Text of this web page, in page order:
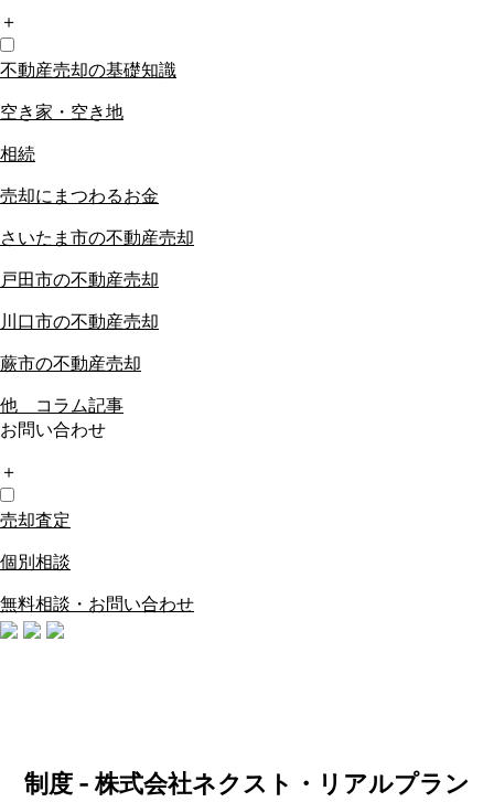
＋
不動産売却の基礎知識
空き家・空き地
相続
売却にまつわるお金
さいたま市の不動産売却
戸田市の不動産売却
川口市の不動産売却
蕨市の不動産売却
他 コラム記事
お問い合わせ
＋
売却査定
個別相談
無料相談・お問い合わせ
制度 - 株式会社ネクスト・リアルプラン